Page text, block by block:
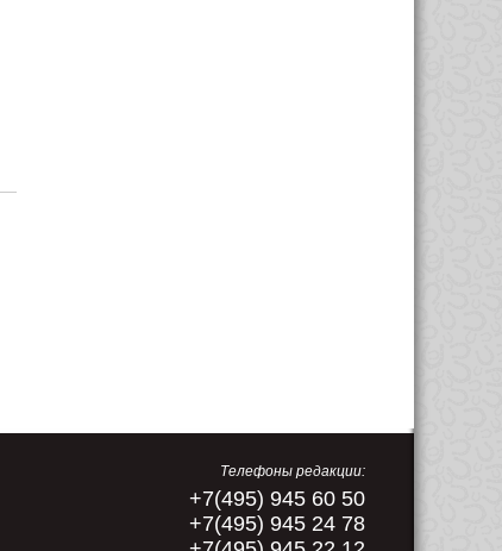
Телефоны редакции:
+7(495) 945 60 50
+7(495) 945 24 78